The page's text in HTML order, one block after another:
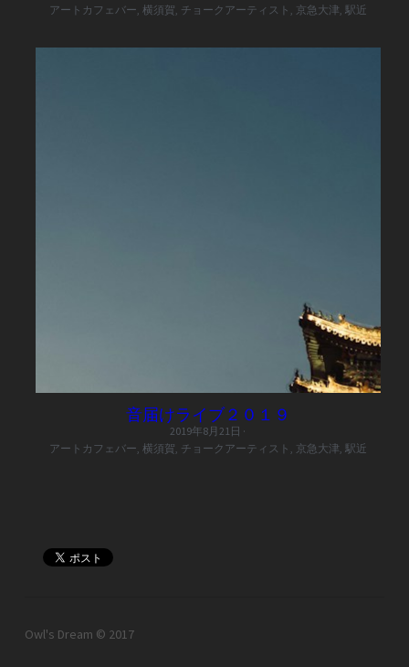
アートカフェバー, 横須賀, チョークアーティスト, 京急大津, 駅近
音届けライブ２０１９
2019年8月21日 ·
アートカフェバー, 横須賀, チョークアーティスト, 京急大津, 駅近
Owl's Dream © 2017